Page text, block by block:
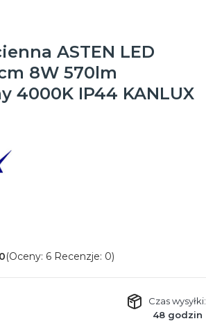
ASTEN LED
8W 570lm
4000K IP44 KANLUX
(Oceny: 6 Recenzje: 0)
Czas wysyłki:
48 godzin